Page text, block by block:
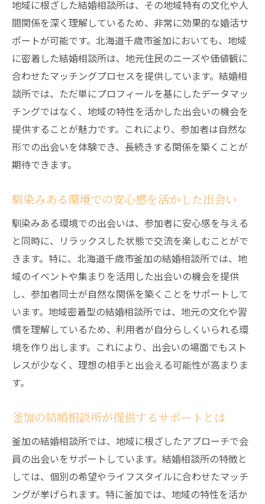
個別サポートで理想の関係を築く秘訣
地域密着型の利点を生かした交際指導
充実した指導プログラムの内容紹介
交際指導を通じた人間関係の深め方
相談所のプロフェッショナルが伝授する交
際テクニック
結婚相談所で学ぶ自分らしい関係の築き方とそ
自己理解を深めるためのステップ
共に歩むためのコミュニケーション術
結婚相談所で培う関係構築スキル
理想の関係を育むための心構え
交際指導がもたらすポジティブな変化
釜加での結婚相談所があなたの希望に合った出
会いをサポート
希望を叶えるためのカウンセリング
個別に最適化されたマッチングサービス
あなたに合ったパートナー像の描き方
希望を現実にするための具体的なステップ
結婚相談所の交際指導で充実したパートナーシ
ップを築く方法
互いの価値観を尊重するためのアプローチ
コミュニケーションの改善方法
地域に根ざした結婚相談所は、その地域特有の文化や人
間関係を深く理解しているため、非常に効果的な婚活サ
ポートが可能です。北海道千歳市釜加においても、地域
に密着した結婚相談所は、地元住民のニーズや価値観に
合わせたマッチングプロセスを提供しています。結婚相
談所では、ただ単にプロフィールを基にしたデータマッ
チングではなく、地域の特性を活かした出会いの機会を
提供することが魅力です。これにより、参加者は自然な
形での出会いを体験でき、長続きする関係を築くことが
期待できます。
馴染みある環境での安心感を活かした出会い
馴染みある環境での出会いは、参加者に安心感を与える
と同時に、リラックスした状態で交流を楽しむことがで
きます。特に、北海道千歳市釜加の結婚相談所では、地
域のイベントや集まりを活用した出会いの機会を提供
し、参加者同士が自然な関係を築くことをサポートして
います。地域密着型の結婚相談所では、地元の文化や習
慣を理解しているため、利用者が自分らしくいられる環
境を作り出します。これにより、出会いの場面でもスト
レスが少なく、理想の相手と出会える可能性が高まりま
す。
釜加の結婚相談所が提供するサポートとは
釜加の結婚相談所では、地域に根ざしたアプローチで会
員の出会いをサポートしています。結婚相談所の特徴と
しては、個別の希望やライフスタイルに合わせたマッチ
ングが挙げられます。特に釜加では、地域の特性を活か